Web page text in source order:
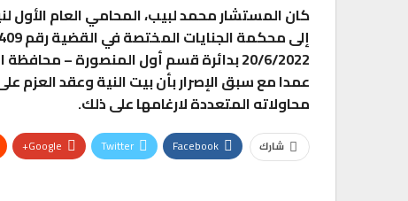
كان المستشار محمد لبيب، المحامي العام الأول
20/6/2022 بدائرة قسم أول المنصورة –
عمدا مع سبق الإصرار بأن بيت النية وعقد العزم
محاولاته المتعددة لارغامها على ذلك.
شارك Facebook
Twitter
Google+
تقارير
بنك مصر يوقع بروتوكول تعاون مع مؤسسة
لتشغيل 50…
AKHERALANBAAEG أسبوع واحد منذ
تقارير